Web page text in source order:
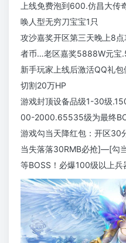
上线免费泡到600.仿昌大
唤人型无穷刀宝宝1只
攻沙嘉奖开区第三天晚上8
者币…老区嘉奖5888W元宝
新手玩家上线后激活QQ礼
切割20万HP
游戏封顶设备品级1-30级
00-2000.65535级为最终
游戏勾当天降红包：开区30
当失落落30RMB必抢]—[勾
等BOSS！必爆100级以上兵